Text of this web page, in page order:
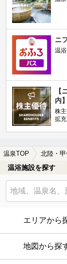
ニ
温
【
内】
株
拡
温泉TOP 北陸・甲
温浴施設を探す
エリアから
地図から探